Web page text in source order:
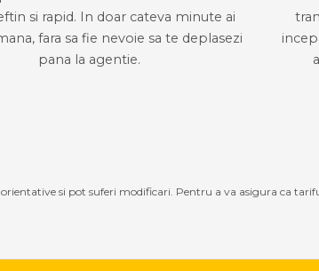
si rapid. In doar cateva minute ai
fara sa fie nevoie sa te deplasezi
pana la agentie.
si pot suferi modificari. Pentru a va asigura ca